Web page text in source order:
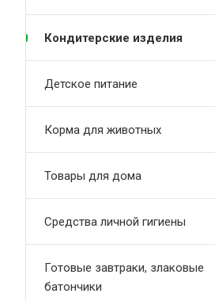
Кондитерские изделия
Детское питание
Корма для животных
Товары для дома
Средства личной гигиены
Готовые завтраки, злаковые
батончики